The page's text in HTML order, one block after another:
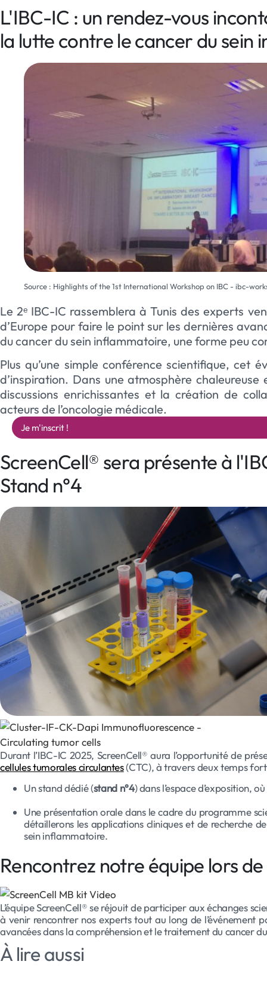
L'IBC-IC : un rendez-vous
la lutte contre le cancer du sein
Source : Highlights of the 1st International Workshop on IBC - ibc-
Le 2ᵉ IBC-IC rassemblera à Tunis des experts
d’Europe pour faire le point sur les dernières
du cancer du sein inflammatoire, une forme peu
Plus qu’une simple conférence scientifique, cet
d’inspiration. Dans une atmosphère
discussions enrichissantes et la création de
acteurs de l’oncologie médicale.
Je m'inscrit !
ScreenCell® sera présente à
Stand n°4
Durant l’IBC-IC 2025, ScreenCell® aura l’opportunité de
cellules tumorales circulantes(CTC), à travers deux temps
Un stand dédié (stand n°4) dans l’espace d’exposition,
Une présentation orale dans le cadre du programme
détaillerons les applications cliniques et de recherche
sein inflammatoire.
Rencontrez notre équipe lors
L’équipe ScreenCell® se réjouit de participer aux échanges
à venir rencontrer nos experts tout au long de
avancées dans la compréhension et le traitement du cancer
À lire aussi